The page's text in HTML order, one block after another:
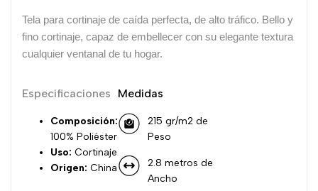
Tela para cortinaje de caída perfecta, de alto tráfico. Bello y
fino cortinaje, capaz de embellecer con su elegante textura
cualquier ventanal de tu hogar.
Especificaciones
Composición:
100% Poliéster
Uso: Cortinaje
Origen: China
Medidas
215 gr/m2 de
Peso
2.8 metros de
Ancho